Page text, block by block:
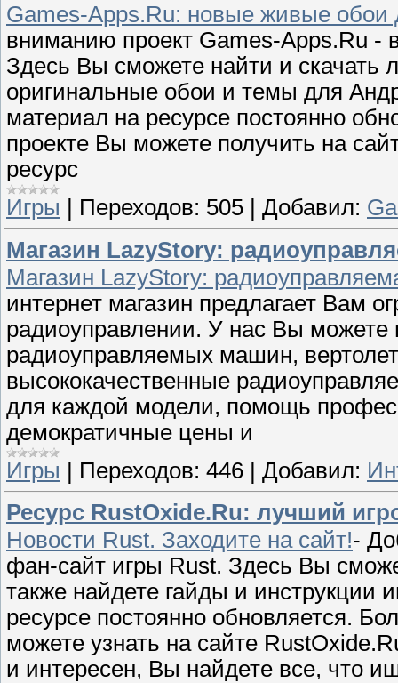
Games-Apps.Ru: новые живые обои
вниманию проект Games-Apps.Ru -
Здесь Вы сможете найти и
оригинальные обои и темы для
материал на ресурсе постоянно
проекте Вы можете получить на
ресурс
Игры
Переходов: 505 Добавил:
Магазин LazyStorу:
Магазин LazyStorу:
интернет магазин предлагает Вам
радиоуправлении. У нас Вы можете
радиоуправляемых машин,
высококачественные
для каждой модели, помощь
демократичные цены и
Игры | Переходов: 446 | Добавил:
Ресурс RustOxide.Ru: лучший
Новости Rust. Заходите на сайт!-
фан-сайт игры Rust. Здесь Вы
также найдете гайды и инструкции
ресурсе постоянно обновляется.
можете узнать на сайте
и интересен, Вы найдете все, что